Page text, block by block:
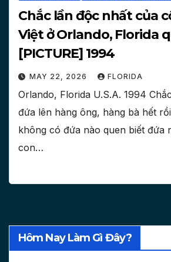
Chắc lần độc nhất của
Việt ở Orlando, Florida
[PICTURE] 1994
MAY 22, 2026 FLORIDA
Orlando, Florida U.S.A. 1994
đứa lên hàng ông, hàng bà hết
không có đứa nào quen biết đứa
con…
Hôm Nay Làm Gì Đây?